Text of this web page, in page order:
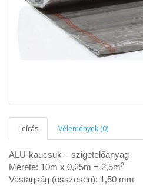
Leírás Vélemények (0)
ALU-kaucsuk – szigetelőanyag
Mérete: 10m x 0,25m = 2,5m2
Vastagság (összesen): 1,50 mm